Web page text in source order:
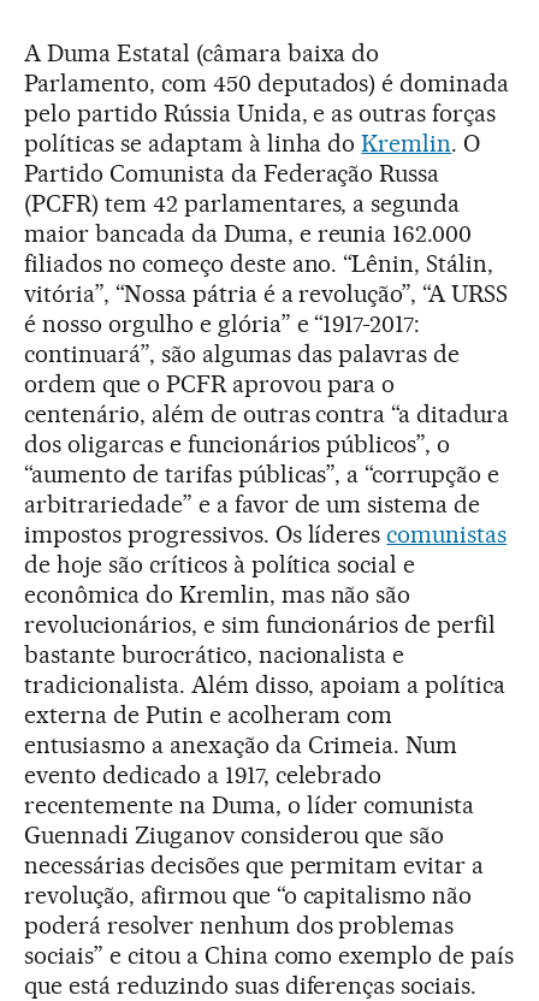
A Duma Estatal (câmara baixa do
Parlamento, com 450 deputados) é dominada
pelo partido Rússia Unida, e as outras forças
políticas se adaptam à linha doKremlin. O
Partido Comunista da Federação Russa
(PCFR) tem 42 parlamentares, a segunda
maior bancada da Duma, e reunia 162.000
filiados no começo deste ano. “Lênin, Stálin,
vitória”, “Nossa pátria é a revolução”, “A URSS
é nosso orgulho e glória” e “1917-2017:
continuará”, são algumas das palavras de
ordem que o PCFR aprovou para o
centenário, além de outras contra “a ditadura
dos oligarcas e funcionários públicos”, o
“aumento de tarifas públicas”, a “corrupção e
arbitrariedade” e a favor de um sistema de
impostos progressivos. Os líderescomunistas
de hoje são críticos à política social e
econômica do Kremlin, mas não são
revolucionários, e sim funcionários de perfil
bastante burocrático, nacionalista e
tradicionalista. Além disso, apoiam a política
externa de Putin e acolheram com
entusiasmo a anexação da Crimeia. Num
evento dedicado a 1917, celebrado
recentemente na Duma, o líder comunista
Guennadi Ziuganov considerou que são
necessárias decisões que permitam evitar a
revolução, afirmou que “o capitalismo não
poderá resolver nenhum dos problemas
sociais” e citou a China como exemplo de país
que está reduzindo suas diferenças sociais.